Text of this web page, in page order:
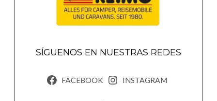
SÍGUENOS EN NUESTRAS REDES
FACEBOOK INSTAGRAM